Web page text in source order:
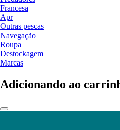
Francesa
Apr
Outras pescas
Navegação
Roupa
Destockagem
Marcas
Adicionando ao